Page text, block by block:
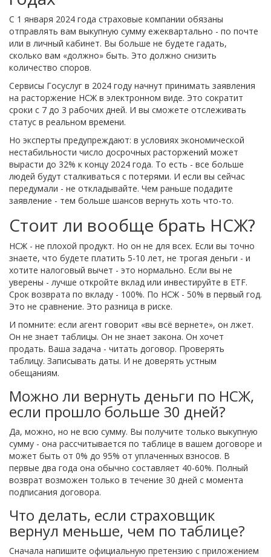
С 1 января 2024 года страховые компании обязаны
отправлять вам выкупную сумму ежеквартально - по почте
или в личный кабинет. Вы больше не будете гадать,
сколько вам «должно» быть. Это должно снизить
количество споров.
Сервисы Госуслуг в 2024 году начнут принимать заявления
на расторжение НСЖ в электронном виде. Это сократит
сроки с 7 до 3 рабочих дней. И вы сможете отслеживать
статус в реальном времени.
Но эксперты предупреждают: в условиях экономической
нестабильности число досрочных расторжений может
вырасти до 32% к концу 2024 года. То есть - все больше
людей будут сталкиваться с потерями. И если вы сейчас
передумали - не откладывайте. Чем раньше подадите
заявление - тем больше шансов вернуть хоть что-то.
Стоит ли вообще брать НСЖ?
НСЖ - не плохой продукт. Но он не для всех. Если вы точно
знаете, что будете платить 5-10 лет, не трогая деньги - и
хотите налоговый вычет - это нормально. Если вы не
уверены - лучше откройте вклад или инвестируйте в ETF.
Срок возврата по вкладу - 100%. По НСЖ - 50% в первый год.
Это не сравнение. Это разница в риске.
И помните: если агент говорит «вы всё вернете», он лжет.
Он не знает таблицы. Он не знает закона. Он хочет
продать. Ваша задача - читать договор. Проверять
таблицу. Записывать даты. И не доверять устным
обещаниям.
Можно ли вернуть деньги по НСЖ,
если прошло больше 30 дней?
Да, можно, но не всю сумму. Вы получите только выкупную
сумму - она рассчитывается по таблице в вашем договоре и
может быть от 0% до 95% от уплаченных взносов. В
первые два года она обычно составляет 40-60%. Полный
возврат возможен только в течение 30 дней с момента
подписания договора.
Что делать, если страховщик
вернул меньше, чем по таблице?
Сначала напишите официальную претензию с приложением